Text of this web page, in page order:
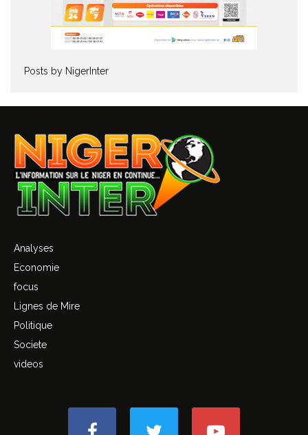
Posts by NigerInter
Analyses
Economie
focus
Lignes de Mire
Politique
Societe
videos